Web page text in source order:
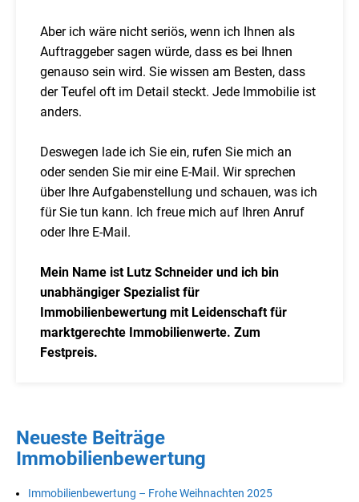
Aber ich wäre nicht seriös, wenn ich Ihnen als
Auftraggeber sagen würde, dass es bei Ihnen
genauso sein wird. Sie wissen am Besten, dass
der Teufel oft im Detail steckt. Jede Immobilie ist
anders.
Deswegen lade ich Sie ein, rufen Sie mich an
oder senden Sie mir eine E-Mail. Wir sprechen
über Ihre Aufgabenstellung und schauen, was ich
für Sie tun kann. Ich freue mich auf Ihren Anruf
oder Ihre E-Mail.
Mein Name ist Lutz Schneider und ich bin
unabhängiger Spezialist für
Immobilienbewertung mit Leidenschaft für
marktgerechte Immobilienwerte. Zum
Festpreis.
Neueste Beiträge
Immobilienbewertung
Immobilienbewertung – Frohe Weihnachten 2025